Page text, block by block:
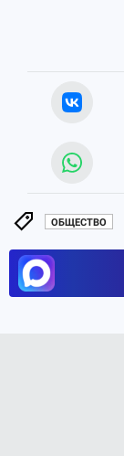
ОБЩЕСТВО